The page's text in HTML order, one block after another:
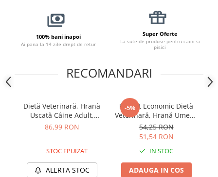
100% bani inapoi
Ai pana la 14 zile drept de retur
Super Oferte
La sute de produse pentru caini si
pisici
RECOMANDARI
Dietă Veterinară, Hrană
Uscată Câine Adult,
TROVET Weight &
86,99 RON
STOC EPUIZAT
ALERTA STOC
-5%
Pachet Economic Dietă
Veterinară, Hrană Umedă
Câine Adult, TROVET
Hypoallergenic, Curcan,
3x400g
54,25 RON
51,54 RON
IN STOC
ADAUGA IN COS